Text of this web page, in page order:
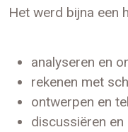
Het werd bijna een
analyseren en
rekenen met
ontwerpen en
discussiëren